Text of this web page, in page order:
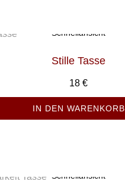
Schnellansicht
Stille Tasse
18€
IN DEN WARENKORB
Schnellansicht